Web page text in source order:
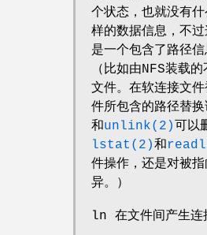
个状态，也就没有
样的数据信息，不
是一个包含了路径
（比如由NFS装载
文件。在软连接文
件所包含的路径替
和unlink(2) 可以
lstat(2)和
件操作，还是对被
异。）
ln 在文件间产生连